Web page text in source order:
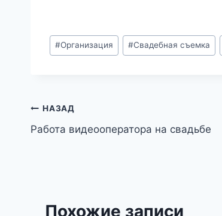
Метки
записи:
#Организация #Свадебная съемка
Навигация
по
НАЗАД
Работа видеооператора на свадьбе
Похожие записи